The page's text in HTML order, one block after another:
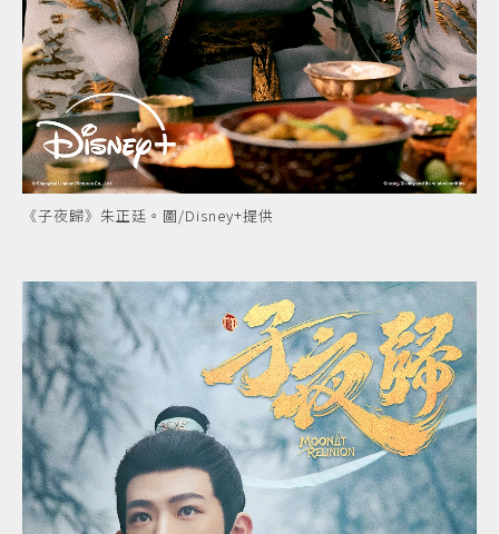
《子夜歸》朱正廷。圖/Disney+提供